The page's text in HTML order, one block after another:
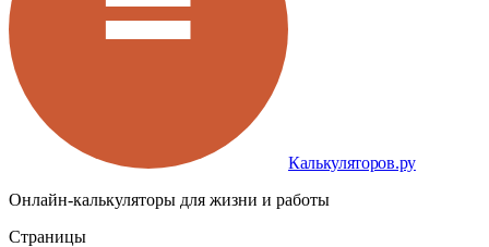
Калькуляторов.ру
Онлайн-калькуляторы для жизни и работы
Страницы